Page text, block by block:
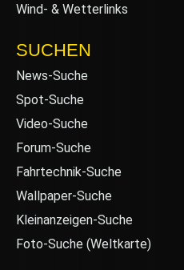
Wind- & Wetterlinks
SUCHEN
News-Suche
Spot-Suche
Video-Suche
Forum-Suche
Fahrtechnik-Suche
Wallpaper-Suche
Kleinanzeigen-Suche
Foto-Suche (Weltkarte)